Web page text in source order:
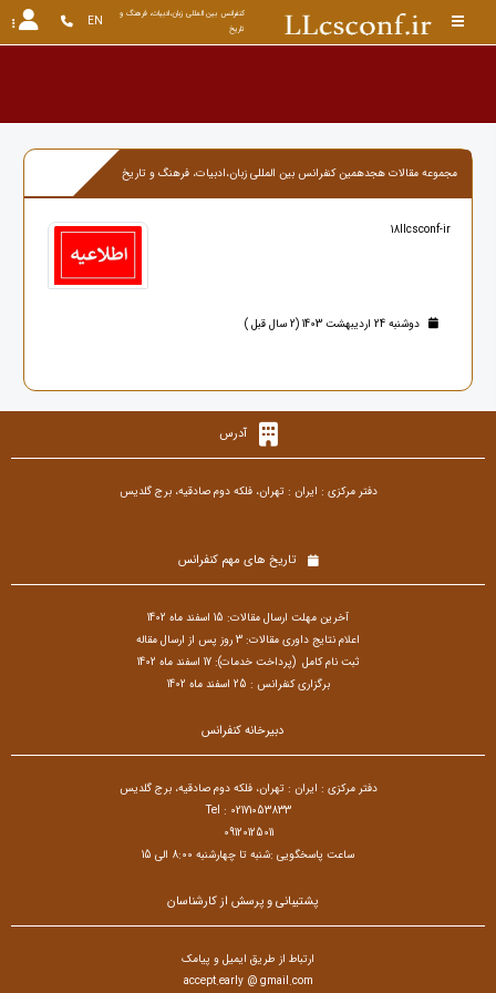
تاریخ
EN
مجموعه مقالات هجدهمین کنفرانس بین المللی زبان،ادبیات، فرهنگ و تاریخ
18llcsconf-ir
دوشنبه 24 اردیبهشت 1403 (2 سال قبل )
آدرس
دفتر مرکزی : ایران : تهران، فلکه دوم صادقیه، برج گلدیس
تاریخ های مهم کنفرانس
آخرین مهلت ارسال مقالات: 15 اسفند ماه 1402
اعلام نتایج داوری مقالات: 3 روز پس از ارسال مقاله
ثبت نام کامل (پرداخت خدمات): 17 اسفند ماه 1402
برگزاری کنفرانس : 25 اسفند ماه 1402
دبیرخانه کنفرانس
دفتر مرکزی : ایران : تهران، فلکه دوم صادقیه، برج گلدیس
Tel : 02171053833
09120125011
ساعت پاسخگویی :شنبه تا چهارشنبه 8:00 الی 15
پشتیبانی و پرسش از کارشناسان
ارتباط از طریق ایمیل و پیامک
accept.early @ gmail.com